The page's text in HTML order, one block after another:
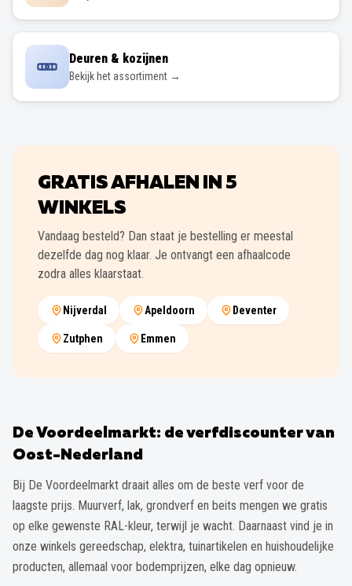
Deuren & kozijnen
Bekijk het assortiment →
GRATIS AFHALEN IN 5
WINKELS
Vandaag besteld? Dan staat je bestelling er meestal
dezelfde dag nog klaar. Je ontvangt een afhaalcode
zodra alles klaarstaat.
Nijverdal Apeldoorn Deventer
Zutphen Emmen
De Voordeelmarkt: de verfdiscounter van
Oost-Nederland
Bij De Voordeelmarkt draait alles om de beste verf voor de
laagste prijs. Muurverf, lak, grondverf en beits mengen we gratis
op elke gewenste RAL-kleur, terwijl je wacht. Daarnaast vind je in
onze winkels gereedschap, elektra, tuinartikelen en huishoudelijke
producten, allemaal voor bodemprijzen, elke dag opnieuw.